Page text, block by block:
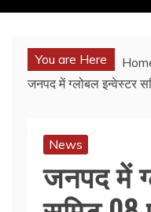
You are Here
जनपद में ग्लोबल इन्वेस्टर
News
जनपद में